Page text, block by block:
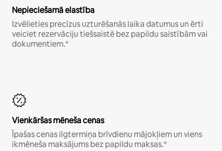
Nepieciešamā elastība
Izvēlieties precīzus uzturēšanās laika datumus un ērti
veiciet rezervāciju tiešsaistē bez papildu saistībām vai
dokumentiem.*
Vienkāršas mēneša cenas
Īpašas cenas ilgtermiņa brīvdienu mājokļiem un viens
ikmēneša maksājums bez papildu maksas.*